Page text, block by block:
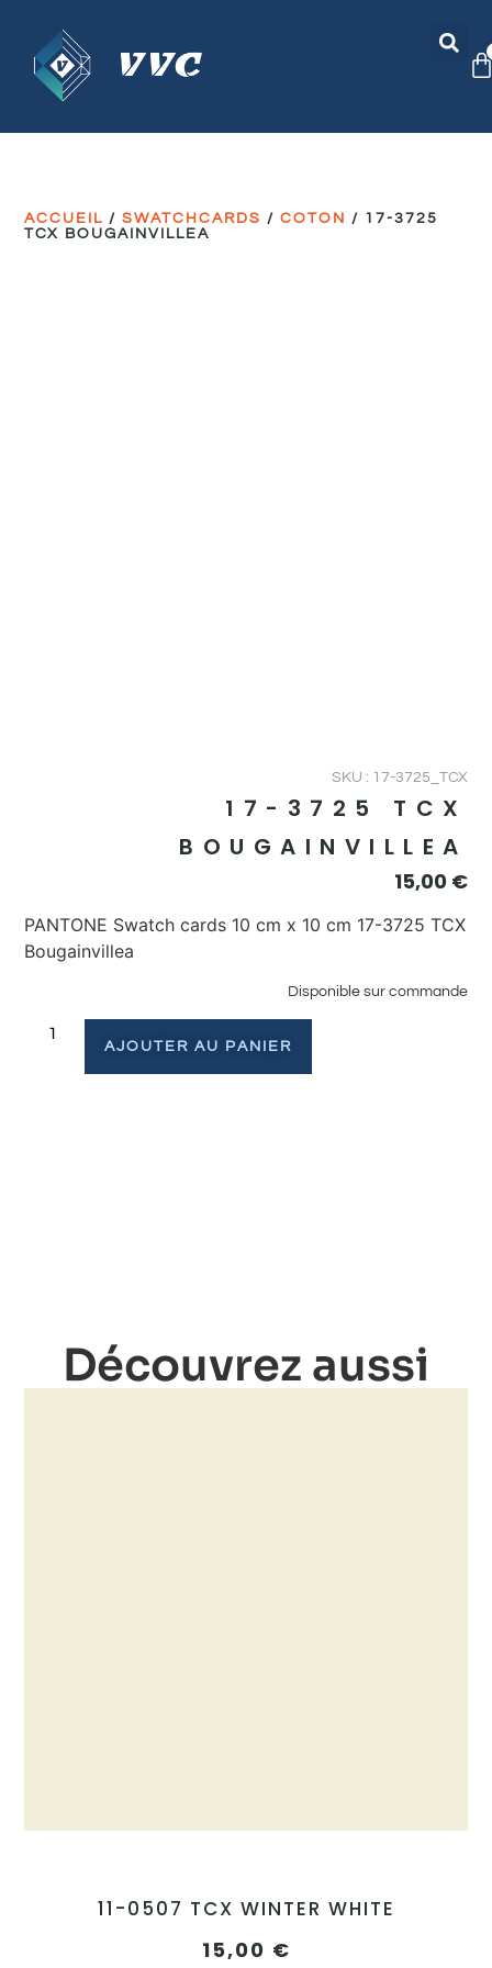
ACCUEIL /SWATCHCARDS /COTON / 17-3725
TCX BOUGAINVILLEA
SKU : 17-3725_TCX
17-3725 TCX
BOUGAINVILLEA
15,00 €
PANTONE Swatch cards 10 cm x 10 cm 17-3725 TCX
Bougainvillea
Disponible sur commande
AJOUTER AU PANIER
Découvrez aussi
11-0507 TCX WINTER WHITE
15,00 €